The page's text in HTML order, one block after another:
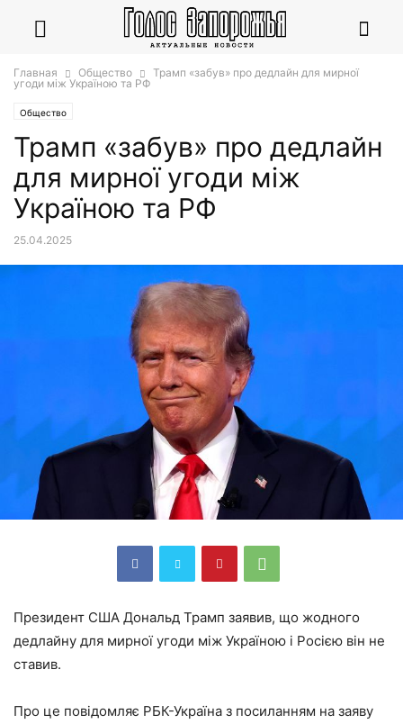
Главная Общество
Трамп «забув» про дедлайн для мирної
угоди між Україною та РФ
Общество
Трамп «забув» про дедлайн
для мирної угоди між
Україною та РФ
25.04.2025
Президент США Дональд Трамп заявив, що жодного
дедлайну для мирної угоди між Україною і Росією він не
ставив.
Про це повідомляє РБК-Україна з посиланням на заяву